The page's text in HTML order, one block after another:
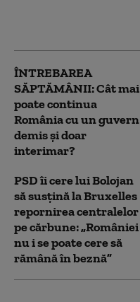
ÎNTREBAREA
SĂPTĂMÂNII: Cât mai
poate continua
România cu un guvern
demis și doar
interimar?
PSD îi cere lui Bolojan
să susțină la Bruxelles
repornirea centralelor
pe cărbune: „României
nu i se poate cere să
rămână în beznă”